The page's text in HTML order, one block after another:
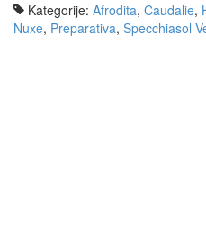
Kategorije: Afrodita, Caudalie,
Nuxe, Preparativa, Specchiasol